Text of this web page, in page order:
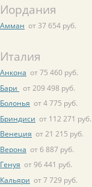
Иордания
Амман от 37 654 руб.
Италия
Анкона от 75 460 руб.
Бари от 209 498 руб.
Болонья от 4 775 руб.
Бриндиси от 112 271 руб.
Венеция от 21 215 руб.
Верона от 6 887 руб.
Генуя от 96 441 руб.
Кальяри от 7 729 руб.